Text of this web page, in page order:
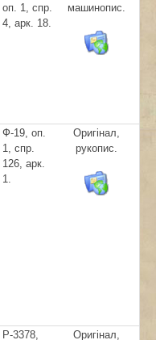
оп. 1, спр.
4, арк. 18.
машинопис.
Ф-19, оп.
1, спр.
126, арк.
1.
Оригінал,
рукопис.
Р-3378,
Оригінал,